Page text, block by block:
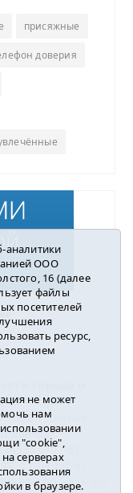
присяжные
доверия
жизнь».
С.П.
02-51
77-64937 от
по надзору
аналитики
ООО
16 (далее
файлы
посетителей
ресурс,
не может
нам
"cookie",
серверах
в браузере.